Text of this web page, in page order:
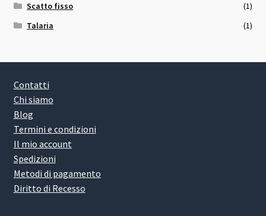
Scatto fisso
(1)
Talaria
(1)
Contatti
Chi siamo
Blog
Termini e condizioni
Il mio account
Spedizioni
Metodi di pagamento
Diritto di Recesso